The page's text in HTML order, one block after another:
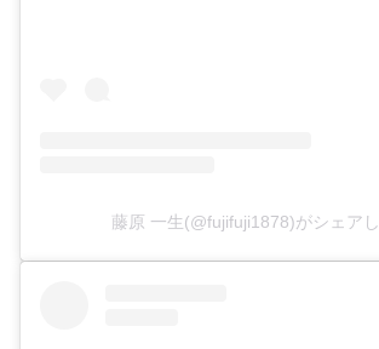
藤原 一生(@fujifuji1878)がシェア